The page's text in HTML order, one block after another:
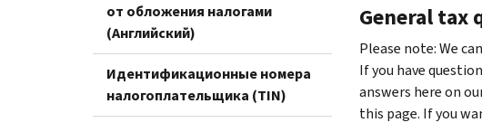
от обложения налогами
(Английский)
Идентификационные номера
налогоплательщика (TIN)
General tax
Please note: We
If you have
answers here on
this page. If you